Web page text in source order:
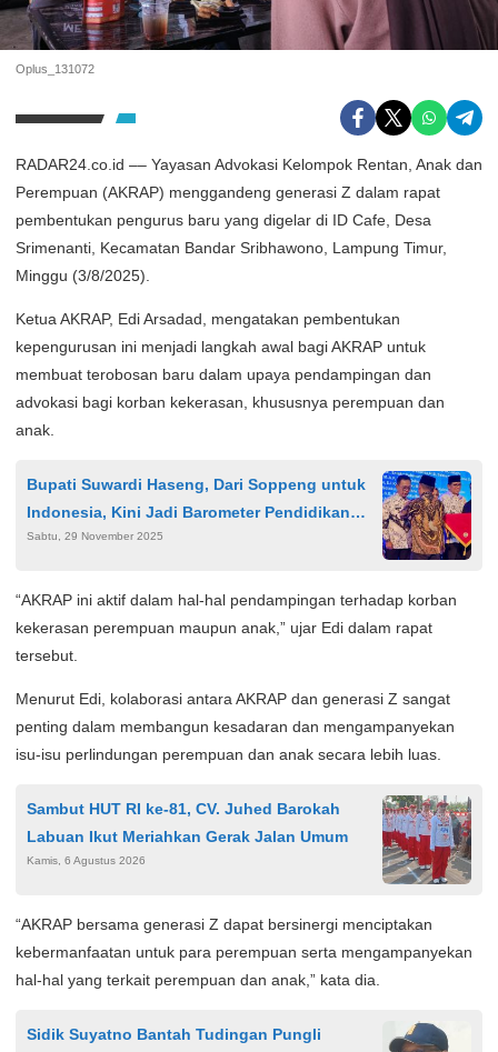
Oplus_131072
RADAR24.co.id –– Yayasan Advokasi Kelompok Rentan, Anak dan
Perempuan (AKRAP) menggandeng generasi Z dalam rapat
pembentukan pengurus baru yang digelar di ID Cafe, Desa
Srimenanti, Kecamatan Bandar Sribhawono, Lampung Timur,
Minggu (3/8/2025).
Ketua AKRAP, Edi Arsadad, mengatakan pembentukan
kepengurusan ini menjadi langkah awal bagi AKRAP untuk
membuat terobosan baru dalam upaya pendampingan dan
advokasi bagi korban kekerasan, khususnya perempuan dan
anak.
Bupati Suwardi Haseng, Dari Soppeng untuk
Indonesia, Kini Jadi Barometer Pendidikan
Nasional
Sabtu, 29 November 2025
“AKRAP ini aktif dalam hal-hal pendampingan terhadap korban
kekerasan perempuan maupun anak,” ujar Edi dalam rapat
tersebut.
Menurut Edi, kolaborasi antara AKRAP dan generasi Z sangat
penting dalam membangun kesadaran dan mengampanyekan
isu-isu perlindungan perempuan dan anak secara lebih luas.
Sambut HUT RI ke-81, CV. Juhed Barokah
Labuan Ikut Meriahkan Gerak Jalan Umum
Kamis, 6 Agustus 2026
“AKRAP bersama generasi Z dapat bersinergi menciptakan
kebermanfaatan untuk para perempuan serta mengampanyekan
hal-hal yang terkait perempuan dan anak,” kata dia.
Sidik Suyatno Bantah Tudingan Pungli